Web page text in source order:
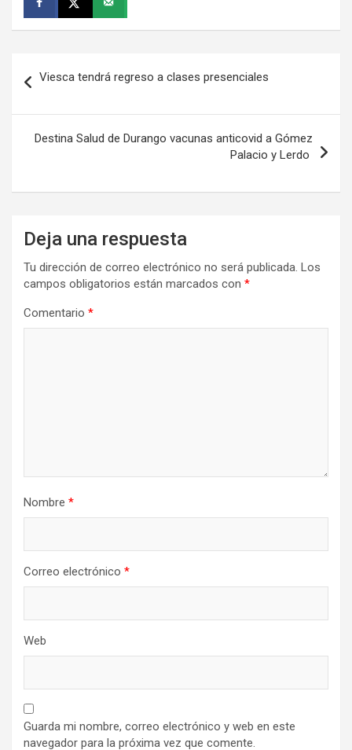
de
entradas
Viesca tendrá regreso a clases presenciales
Destina Salud de Durango vacunas anticovid a Gómez
Palacio y Lerdo
Deja una respuesta
Tu dirección de correo electrónico no será publicada. Los
campos obligatorios están marcados con *
Comentario *
Nombre *
Correo electrónico *
Web
Guarda mi nombre, correo electrónico y web en este
navegador para la próxima vez que comente.